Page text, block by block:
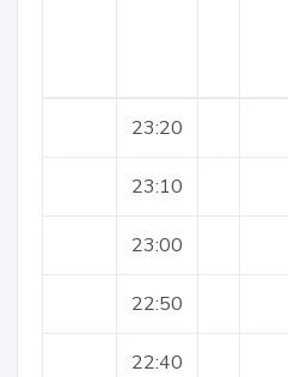
23:20
23:10
23:00
22:50
22:40